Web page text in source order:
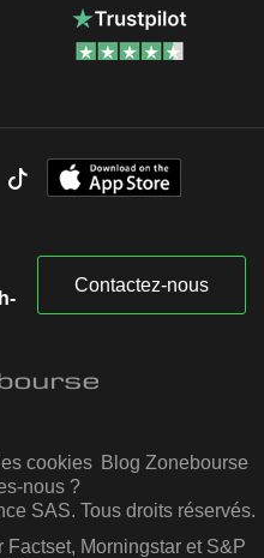
Contactez-nous
cookies Blog Zonebourse
nous ?
SAS. Tous droits réservés.
Factset, Morningstar et S&P